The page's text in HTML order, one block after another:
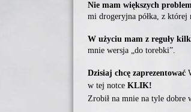
Nie mam większych
mi drogeryjna półka, z której
W użyciu mam z reguły
mnie wersja „do torebki”.
Dzisiaj chcę zaprezentować
w tej notce KLIK!
Zrobił na mnie na tyle dobre